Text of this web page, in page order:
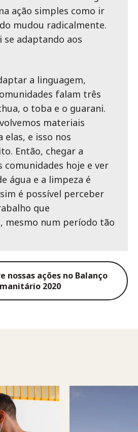
ação simples como ir
mudou radicalmente.
se adaptando aos
a linguagem,
falam três
o toba e o guarani.
materiais
elas, e isso nos
Então, chegar a
comunidades hoje e ver
água e a limpeza é
é possível perceber
que
mesmo num período tão
nossas ações no Balanço
2020